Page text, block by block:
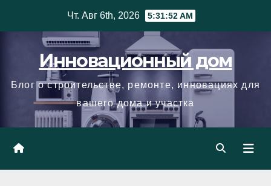
Чт. Авг 6th, 2026 5:31:53 AM
Инновационный дом
Блог о строительстве, ремонте, инновациях для
вашего дома и участка